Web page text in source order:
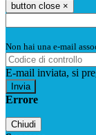
button close ×
Non hai una e-mail
E-mail inviata, si
Errore
Chiudi